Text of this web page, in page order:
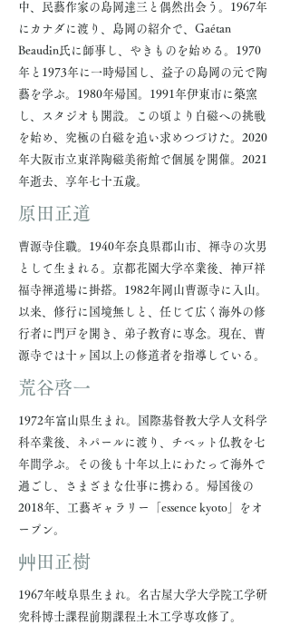
中、民藝作家の島岡達三と偶然出会う。1967年
にカナダに渡り、島岡の紹介で、Gaétan
Beaudin氏に師事し、やきものを始める。1970
年と1973年に一時帰国し、益子の島岡の元で陶
藝を学ぶ。1980年帰国。1991年伊東市に築窯
し、スタジオも開設。この頃より白磁への挑戦
を始め、究極の白磁を追い求めつづけた。2020
年大阪市立東洋陶磁美術館で個展を開催。2021
年逝去、享年七十五歳。
原田正道
曹源寺住職。1940年奈良県郡山市、禅寺の次男
として生まれる。京都花園大学卒業後、神戸祥
福寺禅道場に掛搭。1982年岡山曹源寺に入山。
以来、修行に国境無しと、任じて広く海外の修
行者に門戸を開き、弟子教育に専念。現在、曹
源寺では十ヶ国以上の修道者を指導している。
荒谷啓一
1972年富山県生まれ。国際基督教大学人文科学
科卒業後、ネパールに渡り、チベット仏教を七
年間学ぶ。その後も十年以上にわたって海外で
過ごし、さまざまな仕事に携わる。帰国後の
2018年、工藝ギャラリー「essence kyoto」をオ
ープン。
艸田正樹
1967年岐阜県生まれ。名古屋大学大学院工学研
究科博士課程前期課程土木工学専攻修了。